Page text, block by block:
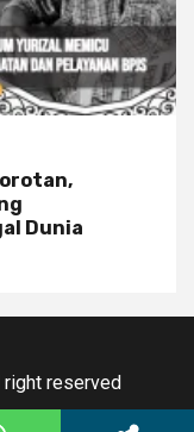
Dunia
right reserved